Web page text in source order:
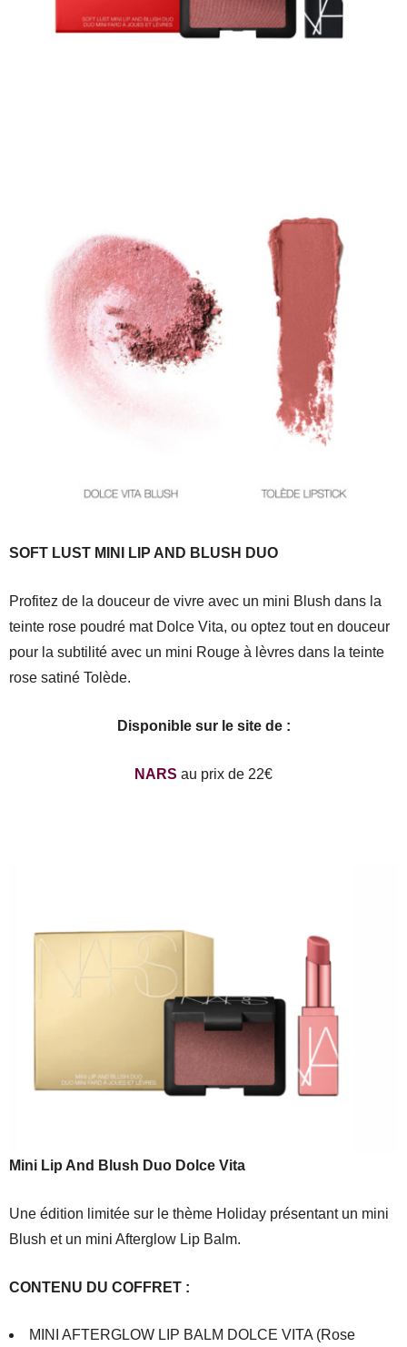
SOFT LUST MINI LIP AND BLUSH DUO
Profitez de la douceur de vivre avec un mini Blush dans la
teinte rose poudré mat Dolce Vita, ou optez tout en douceur
pour la subtilité avec un mini Rouge à lèvres dans la teinte
rose satiné Tolède.
Disponible sur le site de :
NARS au prix de 22€
Mini Lip And Blush Duo Dolce Vita
Une édition limitée sur le thème Holiday présentant un mini
Blush et un mini Afterglow Lip Balm.
CONTENU DU COFFRET :
MINI AFTERGLOW LIP BALM DOLCE VITA (Rose